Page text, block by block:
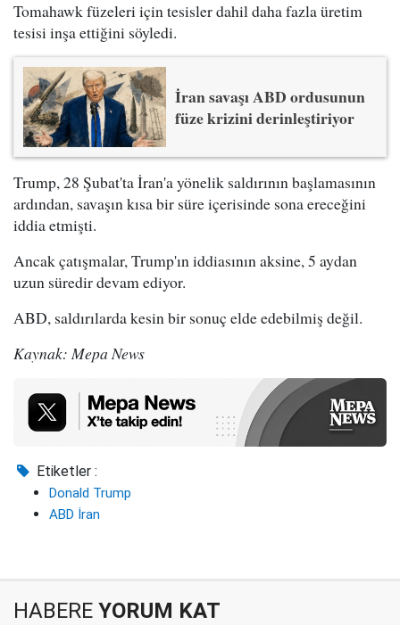
Tomahawk füzeleri için tesisler dahil daha fazla üretim
tesisi inşa ettiğini söyledi.
İran savaşı ABD ordusunun
füze krizini derinleştiriyor
Trump, 28 Şubat'ta İran'a yönelik saldırının başlamasının
ardından, savaşın kısa bir süre içerisinde sona ereceğini
iddia etmişti.
Ancak çatışmalar, Trump'ın iddiasının aksine, 5 aydan
uzun süredir devam ediyor.
ABD, saldırılarda kesin bir sonuç elde edebilmiş değil.
Kaynak: Mepa News
Etiketler :
Donald Trump
ABD İran
HABERE YORUM KAT